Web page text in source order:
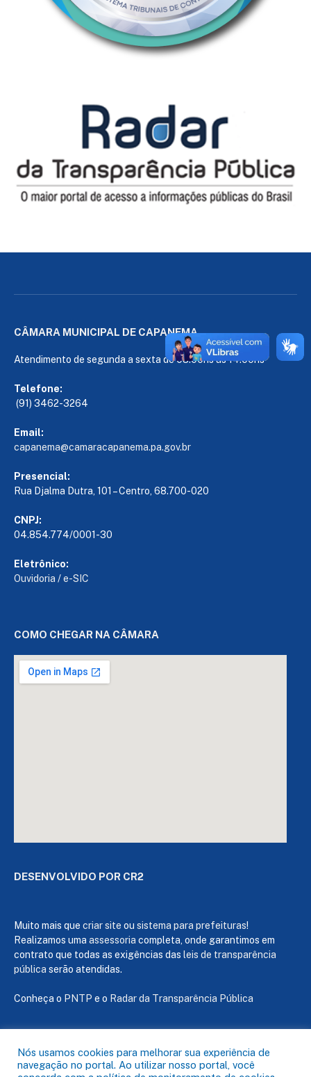
CÂMARA MUNICIPAL DE CAPANEMA
Atendimento de segunda a sexta de 08:00hs às 14:00hs
Telefone:
(91) 3462-3264
Email:
capanema@camaracapanema.pa.gov.br
Presencial:
Rua Djalma Dutra, 101 – Centro, 68.700-020
CNPJ:
04.854.774/0001-30
Eletrônico:
Ouvidoria /e-SIC
COMO CHEGAR NA CÂMARA
DESENVOLVIDO POR CR2
Muito mais que criar site ou sistema para prefeituras!
Realizamos uma assessoria completa, onde garantimos em
contrato que todas as exigências das leis de transparência
pública serão atendidas.
Conheça o PNTP e o Radar da Transparência Pública
Todos os direitos reservados a Câmara de Capanema
Nós usamos cookies para melhorar sua experiência de
navegação no portal. Ao utilizar nosso portal, você